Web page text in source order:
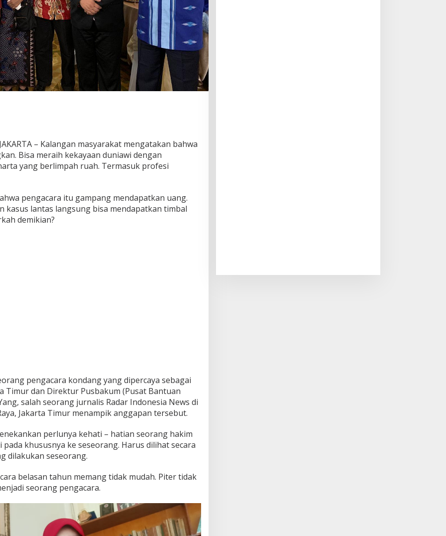
– Kalangan masyarakat mengatakan bahwa
Bisa meraih kekayaan duniawi dengan
yang berlimpah ruah. Termasuk profesi
pengacara itu gampang mendapatkan uang.
kasus lantas langsung bisa mendapatkan timbal
demikian?
pengacara kondang yang dipercaya sebagai
Timur dan Direktur Pusbakum (Pusat Bantuan
salah seorang jurnalis Radar Indonesia News di
Jakarta Timur menampik anggapan tersebut.
perlunya kehati – hatian seorang hakim
khususnya ke seseorang. Harus dilihat secara
dilakukan seseorang.
belasan tahun memang tidak mudah. Piter tidak
seorang pengacara.